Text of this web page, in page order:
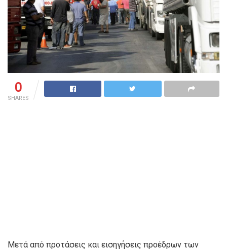
0
SHARES
Mετά από προτάσεις και εισηγήσεις προέδρων των